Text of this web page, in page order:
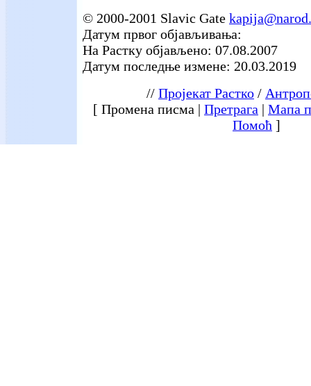
© 2000-2001 Slavic Gate
Датум првог објављивања:
На Растку објављено: 07.08.2007
Датум последње измене: 20.03.2019
// Пројекат Растко /
[ Промена писма | Претрага | Мапа
Помоћ ]